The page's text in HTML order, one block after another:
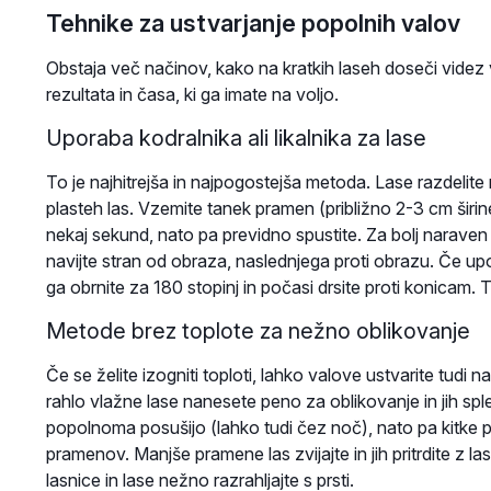
Tehnike za ustvarjanje popolnih valov
Obstaja več načinov, kako na kratkih laseh doseči
rezultata in časa, ki ga imate na voljo.
Uporaba kodralnika ali likalnika za lase
To je najhitrejša in najpogostejša metoda. Lase
plasteh las. Vzemite tanek pramen (približno 2-3 cm
nekaj sekund, nato pa previdno spustite. Za bolj
navijte stran od obraza, naslednjega proti obrazu. Če
ga obrnite za 180 stopinj in počasi drsite proti konicam.
Metode brez toplote za nežno oblikovanje
Če se želite izogniti toploti, lahko valove ustvarite tudi
rahlo vlažne lase nanesete peno za oblikovanje in jih
popolnoma posušijo (lahko tudi čez noč), nato pa kitke
pramenov. Manjše pramene las zvijajte in jih pritrdite z
lasnice in lase nežno razrahljajte s prsti.